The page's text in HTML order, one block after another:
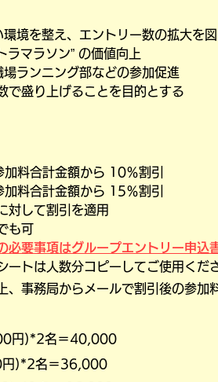
境を整え、エントリー数の拡大を
ラマラソン” の価値向上
ランニング部などの参加促進
で盛り上げることを目的とする
料合計金額から 10％割引
料合計金額から 15％割引
対して割引を適用
も可
必要事項はグループエントリー申
ートは人数分コピーしてご使用くだ
、事務局からメールで割引後の参加
円)*2名＝40,000
)*2名＝36,000